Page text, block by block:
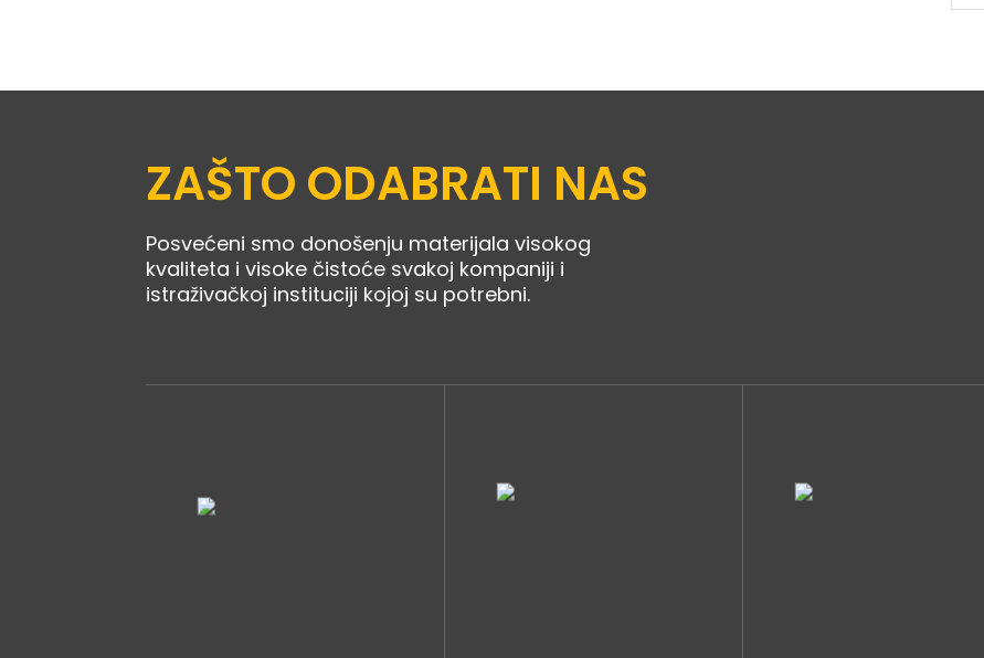
ZAŠTO ODABRATI NAS
Posvećeni smo donošenju materijala visokog
kvaliteta i visoke čistoće svakoj kompaniji i
istraživačkoj instituciji kojoj su potrebni.